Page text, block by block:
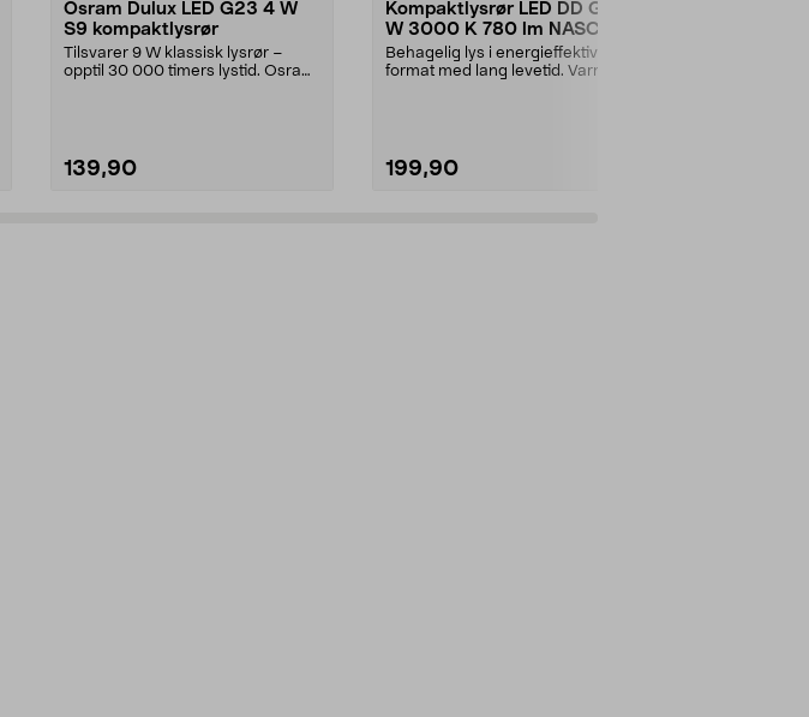
Osram Dulux LED G23 4 W
S9 kompaktlysrør
Tilsvarer 9 W klassisk lysrør –
opptil 30 000 timers lystid. Osram
139,90
Kompaktlysrør LED DD GR8 7
W 3000 K 780 lm NASC
Behagelig lys i energieffektivt
format med lang levetid. Varmhvitt
199,90